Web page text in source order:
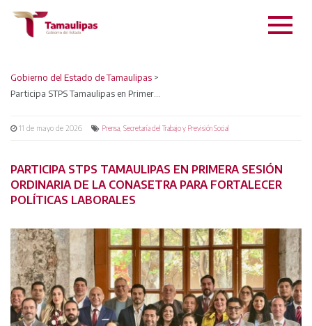
Gobierno del Estado de Tamaulipas >
11 de mayo de 2026 Prensa Secretaría del Trabajo y Previsión Social
PARTICIPA STPS TAMAULIPAS EN PRIMERA SESIÓN
ORDINARIA DE LA CONASETRA PARA FORTALECER
POLÍTICAS LABORALES